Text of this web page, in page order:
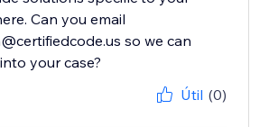
Can you email
so we can
your case?
Útil (0)